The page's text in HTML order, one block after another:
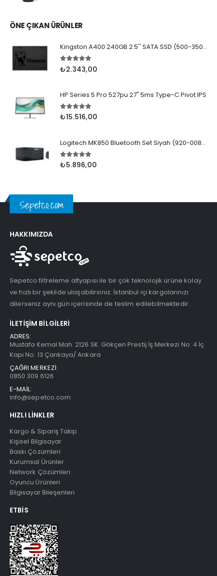
ÖNE ÇIKAN ÜRÜNLER
Kingston A400 240GB 2.5'' SATA SSD (500-350MB/s)
5.005 üzerinden
₺2.343,00
HP Series 5 Pro 527pu 27" 5ms Type-C Pivot IPS
5.005 üzerinden
₺15.516,00
Logitech MK850 Bluetooth Set Siyah (920-008230)
5.005 üzerinden
₺5.896,00
Sepetco.com
HAKKIMIZDA
Sepetco filtreleme altyapısı ile bir çok teknolojik ürüne kolay
ve hızlı bir şekilde ulaşabilirsiniz. İstanbul içi kargolarınızı
dilerseniz aynı gün içerisinde de teslim edilebilmektedir.
İLETIŞIM BILGILERI
ADRES:
Mustafa Kemal Mah. 2126 SK. Gökçen Prestij İş Merkezi No: 4 İç
Kapı No: 13 Çankaya/ Ankara
ÇAĞRI MERKEZİ:
0850 309 6126
E-MAİL:
info@sepetco.com
HIZLI LINKLER
Kargo & Sipariş Takip
Kişisel Bilgisayar
Baskı Çözümleri
Kurumsal Ürünler
Network Çözümleri
Oyuncu Ürünleri
Bilgisayar Bileşenleri
ETBIS